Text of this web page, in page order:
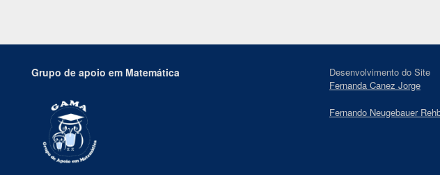
Grupo de apoio em Matemática
Desenvolvimento do Site
Fernanda Canez Jorge
Fernando Neugebauer